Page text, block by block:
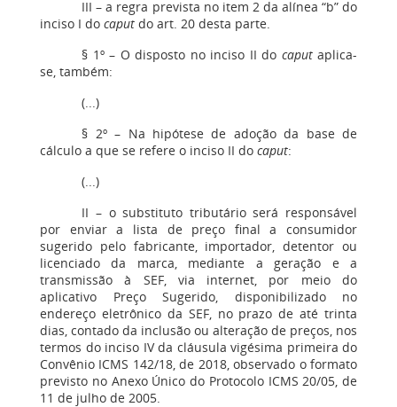
III – a regra prevista no item 2 da alínea “b” do
inciso I do caput do art. 20 desta parte.
§ 1º – O disposto no inciso II do caputaplica-
se, também:
(...)
§ 2º – Na hipótese de adoção da base de
cálculo a que se refere o inciso II do caput:
(...)
II – o substituto tributário será responsável
por enviar a lista de preço final a consumidor
sugerido pelo fabricante, importador, detentor ou
licenciado da marca, mediante a geração e a
transmissão à SEF, via internet, por meio do
aplicativo Preço Sugerido, disponibilizado no
endereço eletrônico da SEF, no prazo de até trinta
dias, contado da inclusão ou alteração de preços, nos
termos do inciso IV da cláusula vigésima primeira do
Convênio ICMS 142/18, de 2018, observado o formato
previsto no Anexo Único do Protocolo ICMS 20/05, de
11 de julho de 2005.